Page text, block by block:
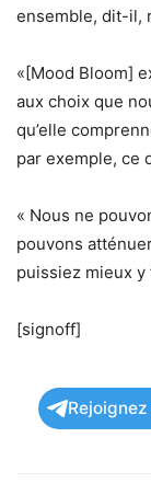
ensemble, dit-il,
«[Mood Bloom]
aux choix que
qu’elle
par exemple, ce
« Nous ne
pouvons
puissiez mieux y
[signoff]